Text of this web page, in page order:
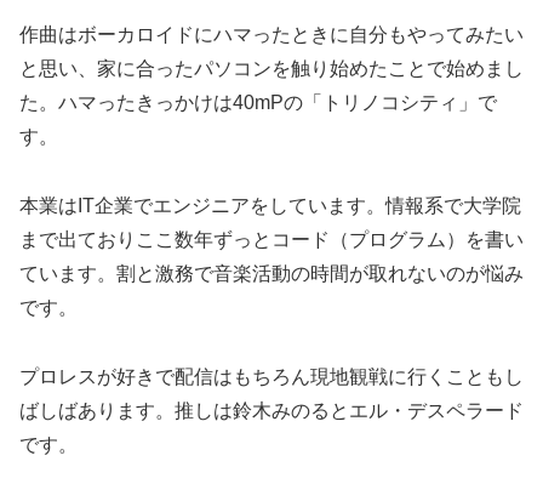
作曲はボーカロイドにハマったときに自分もやってみたい
と思い、家に合ったパソコンを触り始めたことで始めまし
た。ハマったきっかけは40mPの「トリノコシティ」で
す。
本業はIT企業でエンジニアをしています。情報系で大学院
まで出ておりここ数年ずっとコード（プログラム）を書い
ています。割と激務で音楽活動の時間が取れないのが悩み
です。
プロレスが好きで配信はもちろん現地観戦に行くこともし
ばしばあります。推しは鈴木みのるとエル・デスペラード
です。